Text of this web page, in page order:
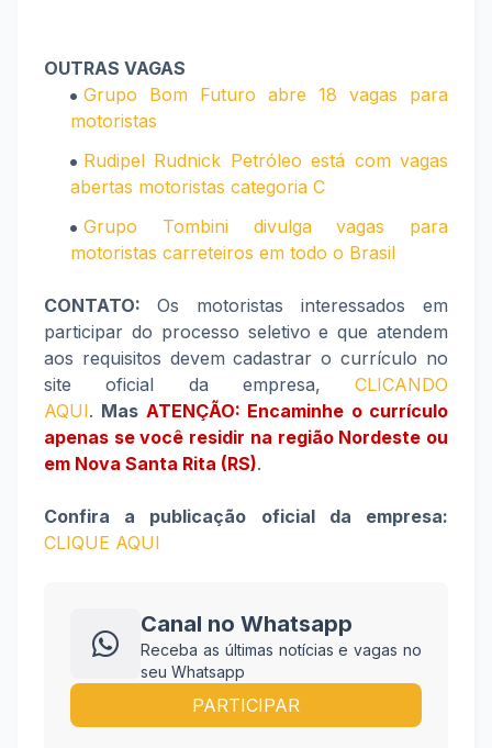
OUTRAS VAGAS
Grupo Bom Futuro abre 18 vagas para
motoristas
Rudipel Rudnick Petróleo está com vagas
abertas motoristas categoria C
Grupo Tombini divulga vagas para
motoristas carreteiros em todo o Brasil
CONTATO: Os motoristas interessados em
participar do processo seletivo e que atendem
aos requisitos devem cadastrar o currículo no
site oficial da empresa, CLICANDO
AQUI. Mas ATENÇÃO: Encaminhe o currículo
apenas se você residir na região Nordeste ou
em Nova Santa Rita (RS).
Confira a publicação oficial da empresa:
CLIQUE AQUI
Canal no Whatsapp
Receba as últimas notícias e vagas no
seu Whatsapp
PARTICIPAR